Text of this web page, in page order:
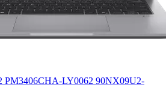
PM3406CHA-LY0062 90NX09U2-